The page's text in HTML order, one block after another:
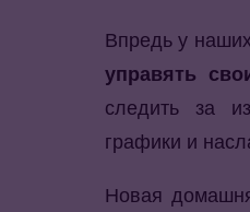
Впредь у
управять
следить за
графики и
Новая